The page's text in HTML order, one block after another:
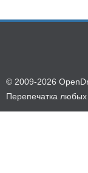
© 2009-2026
Перепечатка